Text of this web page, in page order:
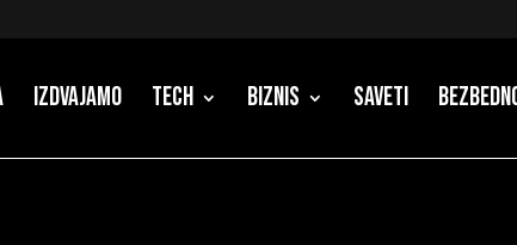
Izdvajamo Tech Biznis Saveti